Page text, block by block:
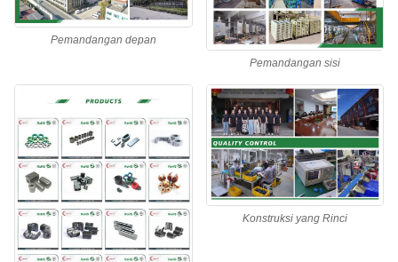
Pemandangan depan
Pemandangan sisi
Konstruksi yang Rinci